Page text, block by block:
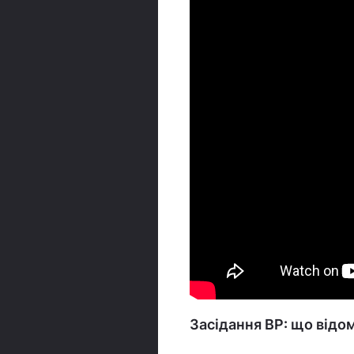
Засідання ВР: що